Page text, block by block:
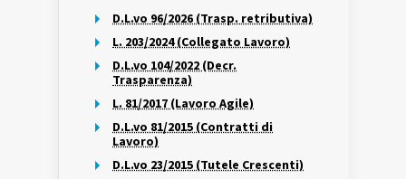
D.L.vo 96/2026 (Trasp. retributiva)
L. 203/2024 (Collegato Lavoro)
D.L.vo 104/2022 (Decr.
Trasparenza)
L. 81/2017 (Lavoro Agile)
D.L.vo 81/2015 (Contratti di
Lavoro)
D.L.vo 23/2015 (Tutele Crescenti)